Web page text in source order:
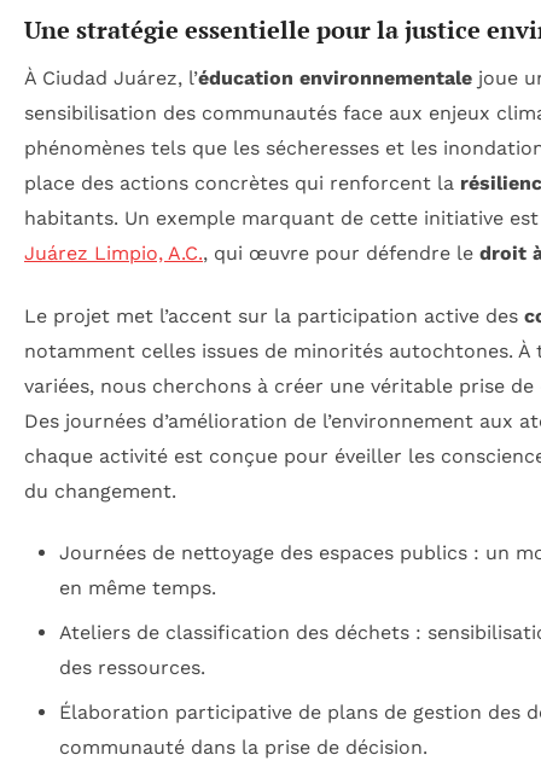
Une stratégie essentielle pour la justice
À Ciudad Juárez, l’éducation environnementale joue
sensibilisation des communautés face aux enjeux
phénomènes tels que les sécheresses et les
place des actions concrètes qui renforcent la
habitants. Un exemple marquant de cette initiative est
Juárez Limpio, A.C., qui œuvre pour défendre le droit
Le projet met l’accent sur la participation active des
notamment celles issues de minorités autochtones. À
variées, nous cherchons à créer une véritable prise
Des journées d’amélioration de l’environnement aux
chaque activité est conçue pour éveiller les
du changement.
Journées de nettoyage des espaces publics : un
en même temps.
Ateliers de classification des déchets :
des ressources.
Élaboration participative de plans de gestion des
communauté dans la prise de décision.